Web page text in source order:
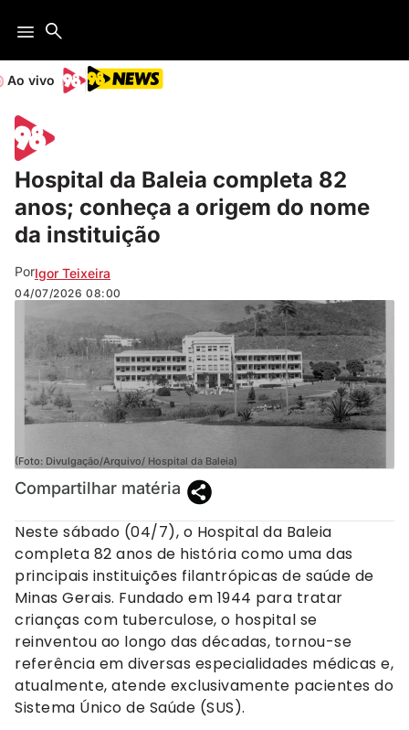
Ao vivo
Hospital da Baleia completa 82
anos; conheça a origem do nome
da instituição
PorIgor Teixeira
04/07/2026 08:00
(Foto: Divulgação/Arquivo/ Hospital da Baleia)
Compartilhar matéria
Neste sábado (04/7), o Hospital da Baleia
completa 82 anos de história como uma das
principais instituições filantrópicas de saúde de
Minas Gerais. Fundado em 1944 para tratar
crianças com tuberculose, o hospital se
reinventou ao longo das décadas, tornou-se
referência em diversas especialidades médicas e,
atualmente, atende exclusivamente pacientes do
Sistema Único de Saúde (SUS).